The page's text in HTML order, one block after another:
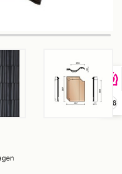
9,6